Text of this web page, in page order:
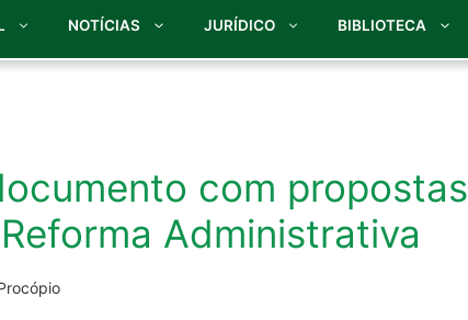
NOTÍCIAS JURÍDICO BIBLIOTECA
com propostas
Administrativa